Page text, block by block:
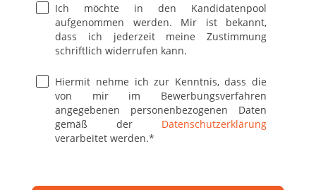
Ich möchte in den Kandidatenpool
aufgenommen werden. Mir ist bekannt,
dass ich jederzeit meine Zustimmung
schriftlich widerrufen kann.
Hiermit nehme ich zur Kenntnis, dass die
von mir im Bewerbungsverfahren
angegebenen personenbezogenen Daten
gemäß der Datenschutzerklärung
verarbeitet werden.*